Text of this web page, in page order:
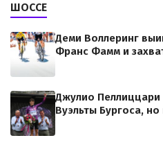
ШОССЕ
Деми Воллеринг
Франс Фамм и
Джулио Пеллиццари
Вуэльты Бургоса,